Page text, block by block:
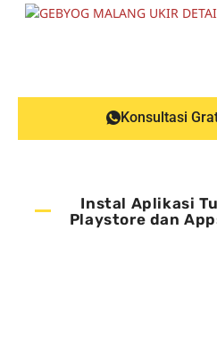
Konsultasi
Instal Aplikasi
Playstore dan